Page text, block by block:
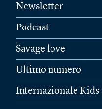
Newsletter
Podcast
Savage love
Ultimo numero
Internazionale Kids